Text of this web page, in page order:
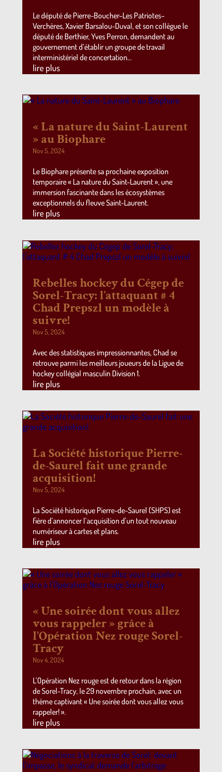
Le député de Pierre-Boucher–Les Patriotes–
Verchères, Xavier Barsalou-Duval, et son collègue le
député de Berthier, Yves Perron, demandent au
gouvernement d’établir un groupe de travail
interministériel de concertation…
lire plus
« La nature du Saint-Laurent
» au Biophare
Nov 5, 2024
Le Biophare présente sa prochaine exposition
temporaire « La nature du Saint-Laurent », une
immersion fascinante dans les écosystèmes
exceptionnels du fleuve Saint-Laurent.
lire plus
Rebelles hockey du Cégep de
Sorel-Tracy: l’attaquant # 4
Chad Prepszl un modèle à
suivre!
Nov 5, 2024
Avec des statistiques impressionnantes, Chad se
retrouve parmi les meilleurs joueurs de la Ligue de
hockey collégial masculin Division 1.
lire plus
La Société historique Pierre-
de-Saurel fait une grande
acquisition!
Nov 5, 2024
La Société historique Pierre-de-Saurel (SHPS) est
fière d’annoncer l’acquisition d’un tout nouveau
numériseur à cartes et plans.
lire plus
« Une soirée dont vous allez
vous rappeler » grâce à
l’Opération Nez rouge Sorel-
Tracy
Nov 4, 2024
L’Opération Nez rouge est de retour dans la région
de Sorel-Tracy, le 29 novembre prochain, avec un
thème captivant « Une soirée dont vous allez vous
rappeler! ».
lire plus